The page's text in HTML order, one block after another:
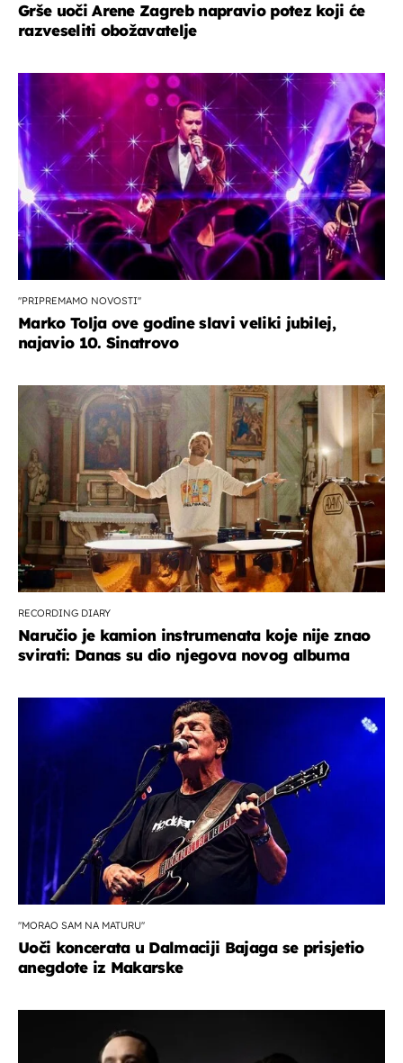
Grše uoči Arene Zagreb napravio potez koji će
razveseliti obožavatelje
''PRIPREMAMO NOVOSTI''
Marko Tolja ove godine slavi veliki jubilej,
najavio 10. Sinatrovo
RECORDING DIARY
Naručio je kamion instrumenata koje nije znao
svirati: Danas su dio njegova novog albuma
''MORAO SAM NA MATURU''
Uoči koncerata u Dalmaciji Bajaga se prisjetio
anegdote iz Makarske